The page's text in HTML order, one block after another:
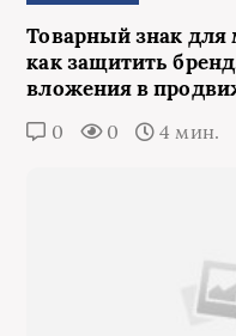
Товарный знак для
как защитить
вложения в
0 0 4 мин.